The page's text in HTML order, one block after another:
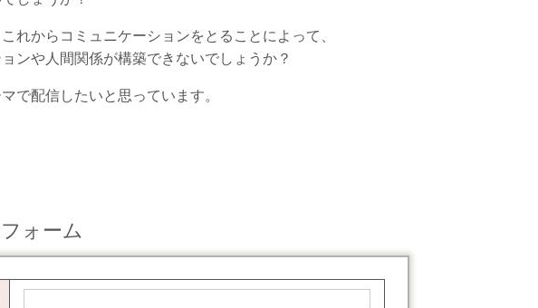
れからコミュニケーションをとることによって、
ンや人間関係が構築できないでしょうか？
で配信したいと思っています。
ォーム